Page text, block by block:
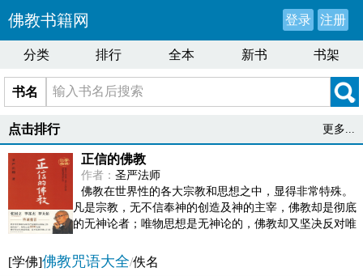
佛教书籍网 登录 注册
分类 排行 全本 新书 书架
书名
点击排行 更多...
正信的佛教
作者： 圣严法师
佛教在世界性的各大宗教和思想之中，显得非常特殊。
凡是宗教，无不信奉神的创造及神的主宰，佛教却是彻底
的无神论者；唯物思想是无神论的，佛教却又坚决反对唯
[学佛]佛教咒语大全/佚名